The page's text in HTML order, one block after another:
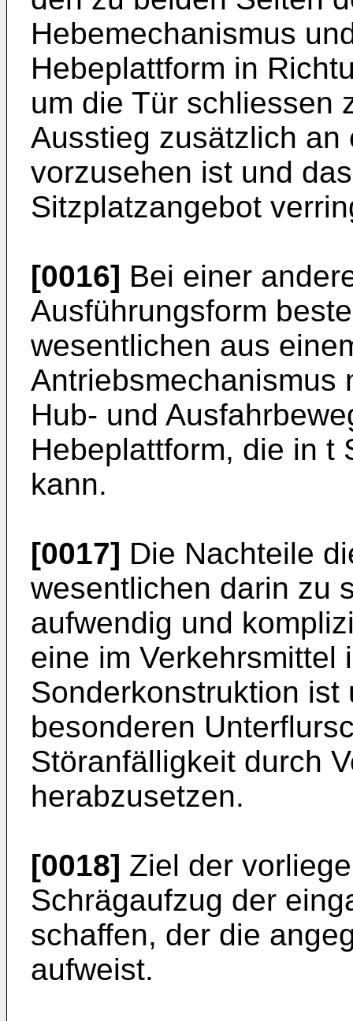
Hebemechanismus
Hebeplattform in
um die Tür schliessen
Ausstieg zusätzlich an
vorzusehen ist und
Sitzplatzangebot
[0016] Bei einer
Ausführungsform
wesentlichen aus
Antriebsmechanismus
Hub- und
Hebeplattform, die in t
kann.
[0017] Die Nachteile
wesentlichen darin zu
aufwendig und
eine im Verkehrsmittel
Sonderkonstruktion
besonderen
Störanfälligkeit durch
herabzusetzen.
[0018] Ziel der
Schrägaufzug der
schaffen, der die
aufweist.